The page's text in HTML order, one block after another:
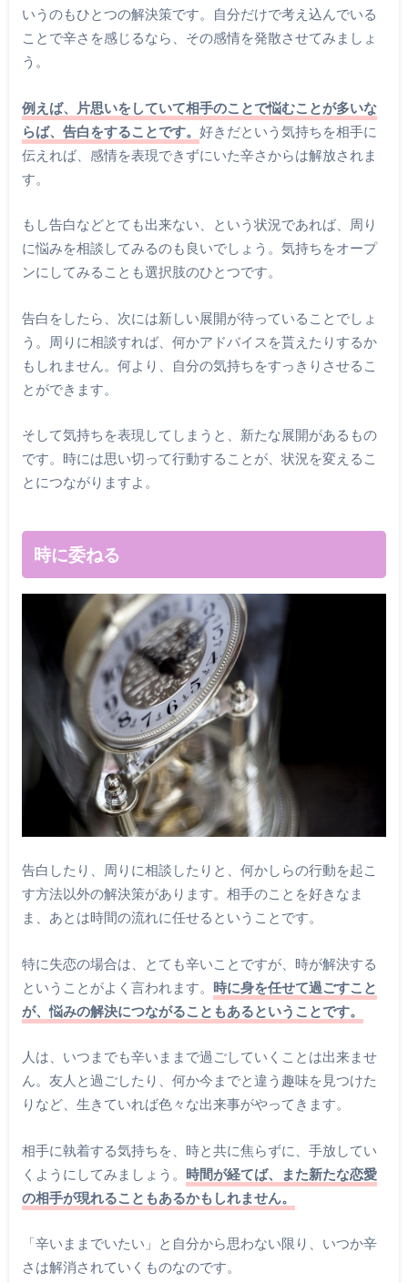
いうのもひとつの解決策です。自分だけで考え込んでいる
ことで辛さを感じるなら、その感情を発散させてみましょ
う。
例えば、片思いをしていて相手のことで悩むことが多いな
らば、告白をすることです。 好きだという気持ちを相手に
伝えれば、感情を表現できずにいた辛さからは解放されま
す。
もし告白などとても出来ない、という状況であれば、周り
に悩みを相談してみるのも良いでしょう。気持ちをオープ
ンにしてみることも選択肢のひとつです。
告白をしたら、次には新しい展開が待っていることでしょ
う。周りに相談すれば、何かアドバイスを貰えたりするか
もしれません。何より、自分の気持ちをすっきりさせるこ
とができます。
そして気持ちを表現してしまうと、新たな展開があるもの
です。時には思い切って行動することが、状況を変えるこ
とにつながりますよ。
時に委ねる
告白したり、周りに相談したりと、何かしらの行動を起こ
す方法以外の解決策があります。相手のことを好きなま
ま、あとは時間の流れに任せるということです。
特に失恋の場合は、とても辛いことですが、時が解決する
ということがよく言われます。 時に身を任せて過ごすこと
が、悩みの解決につながることもあるということです。
人は、いつまでも辛いままで過ごしていくことは出来ませ
ん。友人と過ごしたり、何か今までと違う趣味を見つけた
りなど、生きていれば色々な出来事がやってきます。
相手に執着する気持ちを、時と共に焦らずに、手放してい
くようにしてみましょう。 時間が経てば、また新たな恋愛
の相手が現れることもあるかもしれません。
「辛いままでいたい」と自分から思わない限り、いつか辛
さは解消されていくものなのです。